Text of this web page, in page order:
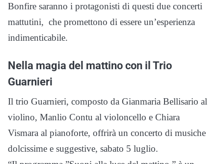
Bonfire saranno i protagonisti di questi due concerti
mattutini, che promettono di essere un’esperienza
indimenticabile.
Nella magia del mattino con il Trio
Guarnieri
Il trio Guarnieri, composto da Gianmaria Bellisario al
violino, Manlio Contu al violoncello e Chiara
Vismara al pianoforte, offrirà un concerto di musiche
dolcissime e suggestive, sabato 5 luglio.